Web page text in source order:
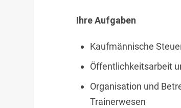
Ihre Aufgaben
Kaufmännische
Öffentlichkeitsarbeit
Organisation und
Trainerwesen